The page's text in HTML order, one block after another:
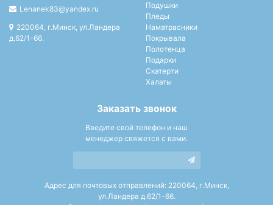
Lenanek83@yandex.ru
220064, г.Минск, ул.Ландера
д.62/1-66.
Подушки
Пледы
Наматрасники
Покрывала
Полотенца
Подарки
Скатерти
Халаты
Заказать звонок
Введите свой телефон и наш
менеджер свяжется с вами.
Адрес для почтовых отправлений: 220064, г.Минск,
ул.Ландера д.62/1-66.